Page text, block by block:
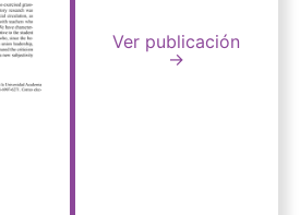
Ver publicación
→